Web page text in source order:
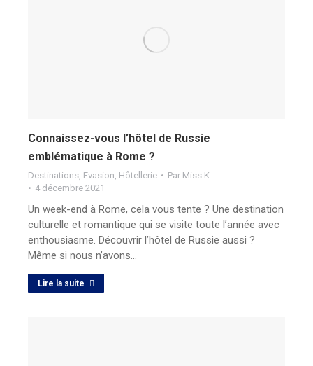
Connaissez-vous l’hôtel de Russie
emblématique à Rome ?
Destinations Evasion Hôtellerie Par Miss K
4 décembre 2021
Un week-end à Rome, cela vous tente ? Une destination
culturelle et romantique qui se visite toute l’année avec
enthousiasme. Découvrir l’hôtel de Russie aussi ?
Même si nous n’avons…
Lire la suite